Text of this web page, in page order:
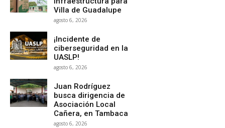
Villa de Guadalupe
agosto 6, 2026
¡Incidente de
ciberseguridad en la
UASLP!
agosto 6, 2026
Juan Rodríguez
busca dirigencia de
Asociación Local
Cañera, en Tambaca
agosto 6, 2026